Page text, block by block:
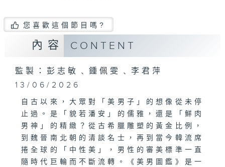
您喜歡這個節目嗎?
內容 CONTENT
監製：彭志敏﹑鍾佩雯﹑李君萍
13/06/2026
自古以來，大眾對「美男子」的想像從未停
止過。是「貌若潘安」的儒雅，還是「鮮肉
男神」的精緻？從古希臘雕塑的黃金比例，
到魏晉南北朝的清談名士，再到當今韓流席
捲全球的「中性美」，男性的審美標準一直
隨時代巨輪而不斷流轉。《美男圖鑑》是一